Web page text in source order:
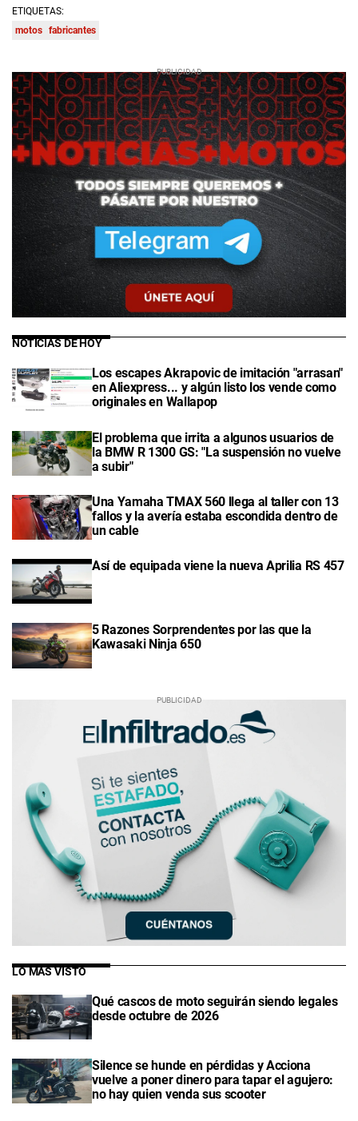
ETIQUETAS:
motos fabricantes
NOTICIAS DE HOY
Los escapes Akrapovic de imitación "arrasan"
en Aliexpress... y algún listo los vende como
originales en Wallapop
El problema que irrita a algunos usuarios de
la BMW R 1300 GS: "La suspensión no vuelve
a subir"
Una Yamaha TMAX 560 llega al taller con 13
fallos y la avería estaba escondida dentro de
un cable
Así de equipada viene la nueva Aprilia RS 457
5 Razones Sorprendentes por las que la
Kawasaki Ninja 650
LO MÁS VISTO
Qué cascos de moto seguirán siendo legales
desde octubre de 2026
Silence se hunde en pérdidas y Acciona
vuelve a poner dinero para tapar el agujero:
no hay quien venda sus scooter